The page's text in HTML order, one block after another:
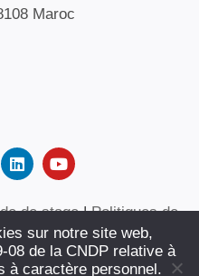
Maroc
de stage|Politiques de
du site|Contact
sur notre site web,
08 de la CNDP relative à
à caractère personnel.